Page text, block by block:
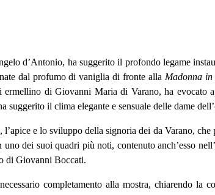
d’Antonio, ha suggerito il profondo legame
dal profumo di vaniglia di fronte alla Madonna in
di Giovanni Maria di Varano, ha
il clima elegante e sensuale delle dame
e lo sviluppo della signoria dei da Varano,
dei suoi quadri più noti, contenuto anch’esso
di Giovanni Boccati.
completamento alla mostra, chiarendo la